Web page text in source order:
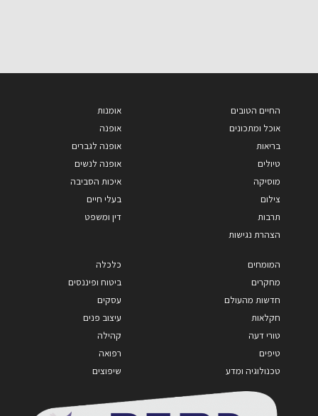
החיים הטובים
אוכל ומתכונים
בריאות
טיולים
מוסיקה
צילום
תרבות
הצהרת נגישות
אומנות
אופנה
אופנה לגברים
אופנה לנשים
איכות הסביבה
בעלי חיים
דין ומשפט
המומחים
מחקרים
חדשות מהעולם
חקלאות
טורי דעה
טיפים
טכנולוגיה ומדע
כלכלה
ביטוח ופיננסים
עסקים
עיצוב פנים
קהילה
רפואה
שיפוצים